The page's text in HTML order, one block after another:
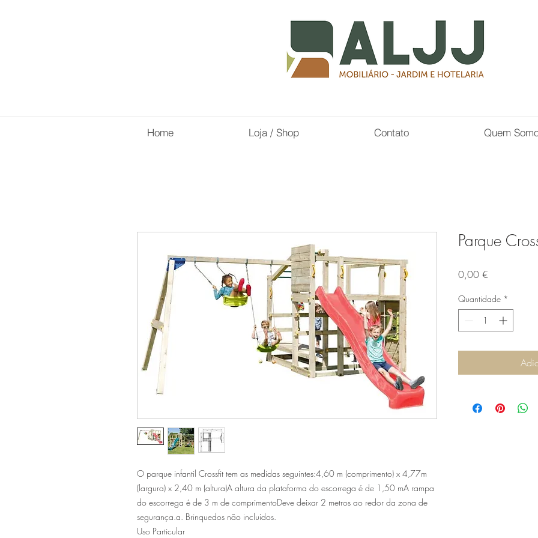
Home Loja / Shop Contato Quem
O parque infantil Crossfit tem as medidas seguintes:4,60 m (comprimento) x 4,77m
(largura) x 2,40 m (altura)A altura da plataforma do escorrega é de 1,50 mA rampa
do escorrega é de 3 m de comprimentoDeve deixar 2 metros ao redor da zona de
segurança.a. Brinquedos não incluídos.
Uso Particular
Parque
0,00 €Preço
Quantidade *